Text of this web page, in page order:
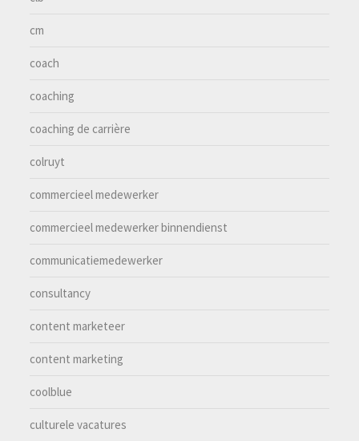
cm
coach
coaching
coaching de carrière
colruyt
commercieel medewerker
commercieel medewerker binnendienst
communicatiemedewerker
consultancy
content marketeer
content marketing
coolblue
culturele vacatures